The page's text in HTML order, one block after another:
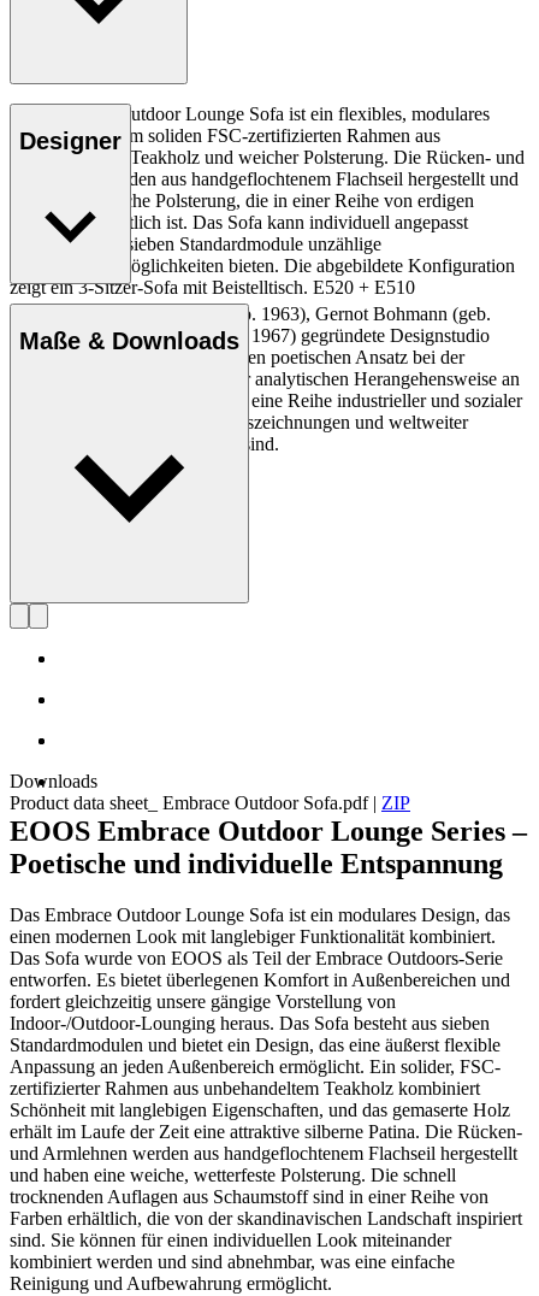
Das Embrace Outdoor Lounge Sofa ist ein flexibles, modulares
Design mit einem soliden FSC-zertifizierten Rahmen aus
unbehandeltem Teakholz und weicher Polsterung. Die Rücken- und
Armlehnen werden aus handgeflochtenem Flachseil hergestellt und
haben eine weiche Polsterung, die in einer Reihe von erdigen
Farbtönen erhältlich ist. Das Sofa kann individuell angepasst
werden, da die sieben Standardmodule unzählige
Kombinationsmöglichkeiten bieten. Die abgebildete Konfiguration
zeigt ein 3-Sitzer-Sofa mit Beistelltisch. E520 + E510
Entdecke mehr
Designer
Das von Martin Bergmann (geb. 1963), Gernot Bohmann (geb.
1968) und Harald Gründl (geb. 1967) gegründete Designstudio
EOOS ist insbesondere für seinen poetischen Ansatz bei der
Formgebung bekannt. Mit einer analytischen Herangehensweise an
den Designprozess hat das Trio eine Reihe industrieller und sozialer
Designs geschaffen, die mit Auszeichnungen und weltweiter
Anerkennung belohnt worden sind.
Profil EOOS
Maße & Downloads
Downloads
Product data sheet_ Embrace Outdoor Sofa.pdf| ZIP
EOOS Embrace Outdoor Lounge Series –
Poetische und individuelle Entspannung
Das Embrace Outdoor Lounge Sofa ist ein modulares Design, das
einen modernen Look mit langlebiger Funktionalität kombiniert.
Das Sofa wurde von EOOS als Teil der Embrace Outdoors-Serie
entworfen. Es bietet überlegenen Komfort in Außenbereichen und
fordert gleichzeitig unsere gängige Vorstellung von
Indoor-/Outdoor-Lounging heraus. Das Sofa besteht aus sieben
Standardmodulen und bietet ein Design, das eine äußerst flexible
Anpassung an jeden Außenbereich ermöglicht. Ein solider, FSC-
zertifizierter Rahmen aus unbehandeltem Teakholz kombiniert
Schönheit mit langlebigen Eigenschaften, und das gemaserte Holz
erhält im Laufe der Zeit eine attraktive silberne Patina. Die Rücken-
und Armlehnen werden aus handgeflochtenem Flachseil hergestellt
und haben eine weiche, wetterfeste Polsterung. Die schnell
trocknenden Auflagen aus Schaumstoff sind in einer Reihe von
Farben erhältlich, die von der skandinavischen Landschaft inspiriert
sind. Sie können für einen individuellen Look miteinander
kombiniert werden und sind abnehmbar, was eine einfache
Reinigung und Aufbewahrung ermöglicht.